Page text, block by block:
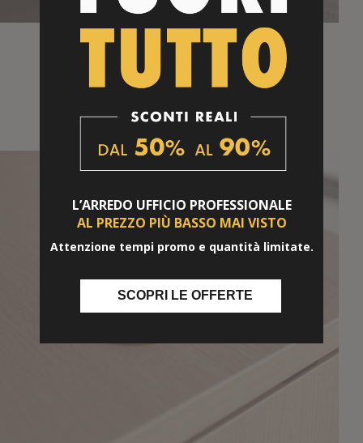
Skatetower - Porta cpu su ruote
RICHEDI OFFERTA
L’ARREDO UFFICIO PROFESSIONALE
AL PREZZO PIÙ BASSO MAI VISTO
Attenzione tempi promo e quantità limitate.
SCOPRI LE OFFERTE